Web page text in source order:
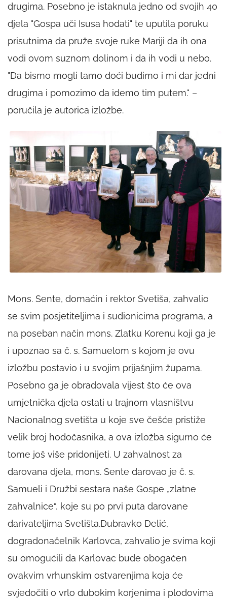
drugima. Posebno je istaknula jedno od svojih 40
djela "Gospa uči Isusa hodati" te uputila poruku
prisutnima da pruže svoje ruke Mariji da ih ona
vodi ovom suznom dolinom i da ih vodi u nebo.
"Da bismo mogli tamo doći budimo i mi dar jedni
drugima i pomozimo da idemo tim putem." –
poručila je autorica izložbe.
Mons. Sente, domaćin i rektor Svetiša, zahvalio
se svim posjetiteljima i sudionicima programa, a
na poseban način mons. Zlatku Korenu koji ga je
i upoznao sa č. s. Samuelom s kojom je ovu
izložbu postavio i u svojim prijašnjim župama.
Posebno ga je obradovala vijest što će ova
umjetnička djela ostati u trajnom vlasništvu
Nacionalnog svetišta u koje sve češće pristiže
velik broj hodočasnika, a ova izložba sigurno će
tome još više pridonijeti. U zahvalnost za
darovana djela, mons. Sente darovao je č. s.
Samueli i Družbi sestara naše Gospe „zlatne
zahvalnice“, koje su po prvi puta darovane
darivateljima Svetišta.Dubravko Delić,
dogradonačelnik Karlovca, zahvalio je svima koji
su omogućili da Karlovac bude obogaćen
ovakvim vrhunskim ostvarenjima koja će
svjedočiti o vrlo dubokim korjenima i plodovima